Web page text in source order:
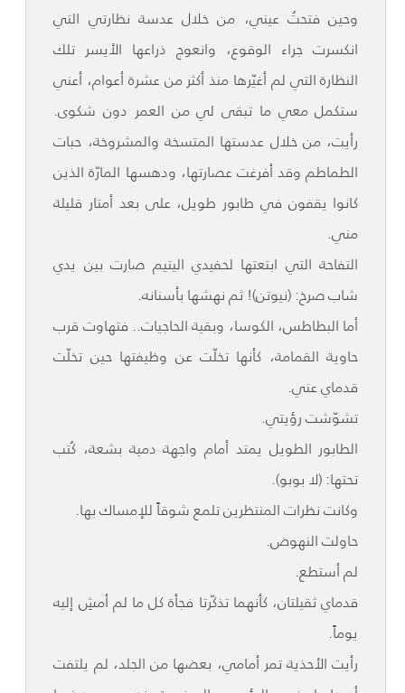
وحين فتحتُ عيني، من خلال عدسة نظارتي التي
انكسرت جراء الوقوع، وانعوج ذراعها الأيسر تلك
النظارة التي لم أغيّرها منذ أكثر من عشرة أعوام، أعني
ستكمل معي ما تبقى لي من العمر دون شكوى.
رأيت، من خلال عدستها المتسخة والمشروخة، حبات
الطماطم وقد أفرغت عصارتها، ودهسها المارّة الذين
كانوا يقفون في طابور طويل، على بعد أمتار قليلة
مني.
التفاحة التي ابتعتها لحفيدي اليتيم صارت بين يدي
شاب صرخ: (نيوتن)! ثم نهشها بأسنانه.
أما البطاطس، الكوسا، وبقية الحاجيات.. فتهاوت قرب
حاوية القمامة، كأنها تخلّت عن وظيفتها حين تخلّت
قدماي عني.
تشوّشت رؤيتي.
الطابور الطويل يمتد أمام واجهة دمية بشعة، كُتب
تحتها: (لا بوبو).
وكانت نظرات المنتظرين تلمع شوقاً للإمساك بها.
حاولت النهوض.
لم أستطع.
قدماي ثقيلتان، كأنهما تذكّرتا فجأة كل ما لم أمشِ إليه
يوماً.
رأيت الأحذية تمر أمامي، بعضها من الجلد، لم يلتفت